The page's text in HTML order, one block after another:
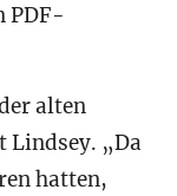
PDF-
alten
„Da
hatten,